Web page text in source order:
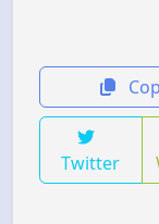
Twitter